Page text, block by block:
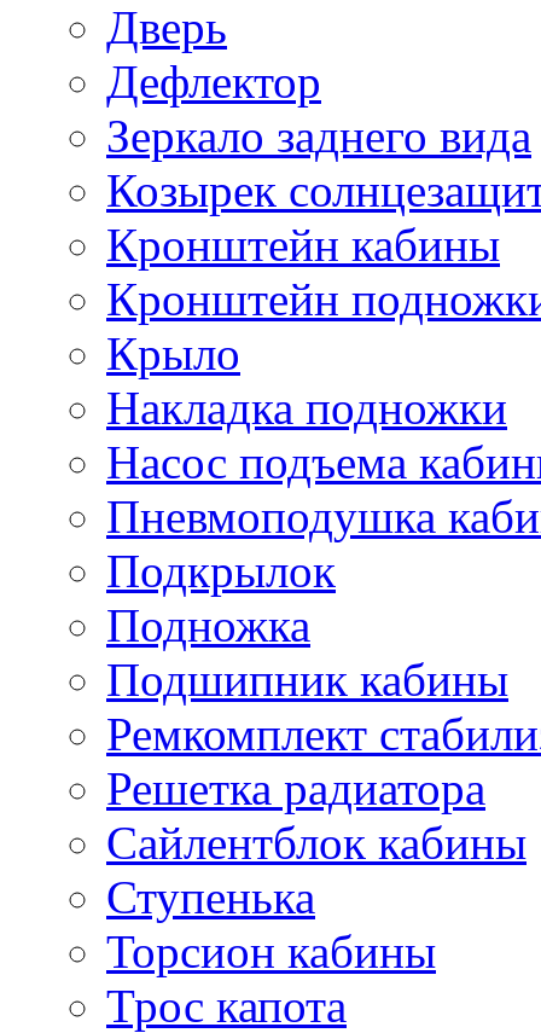
Дверь
Дефлектор
Зеркало заднего вида
Козырек
Кронштейн кабины
Кронштейн
Крыло
Накладка подножки
Насос подъема
Пневмоподушка
Подкрылок
Подножка
Подшипник кабины
Ремкомплект
Решетка радиатора
Сайлентблок кабины
Ступенька
Торсион кабины
Трос капота